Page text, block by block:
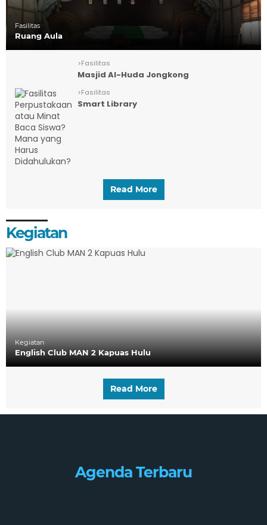
Fasilitas
Ruang Aula
>Fasilitas
Masjid Al-Huda Jongkong
>Fasilitas
Smart Library
Read More
Kegiatan
Kegiatan
English Club MAN 2 Kapuas Hulu
Read More
Agenda Terbaru